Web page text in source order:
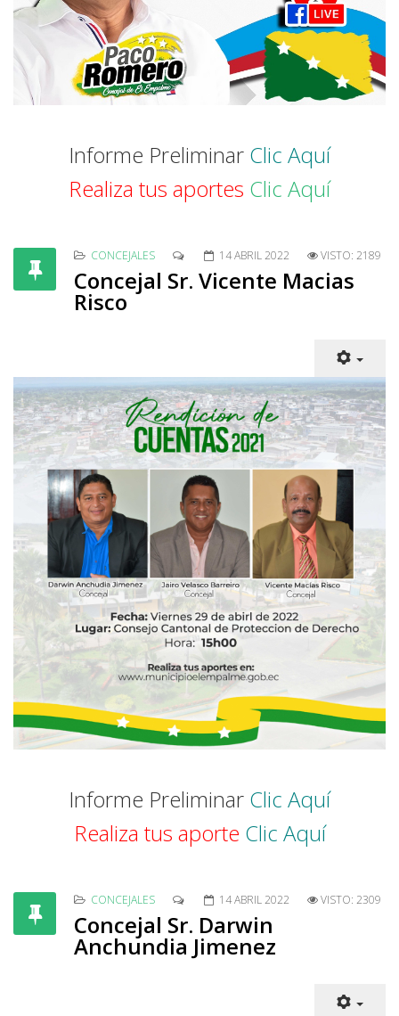
Informe Preliminar Clic Aquí
Realiza tus aportes Clic Aquí
CONCEJALES 14 ABRIL 2022 VISTO: 2189
Concejal Sr. Vicente Macias
Risco
Informe Preliminar Clic Aquí
Realiza tus aporte Clic Aquí
CONCEJALES 14 ABRIL 2022 VISTO: 2309
Concejal Sr. Darwin
Anchundia Jimenez